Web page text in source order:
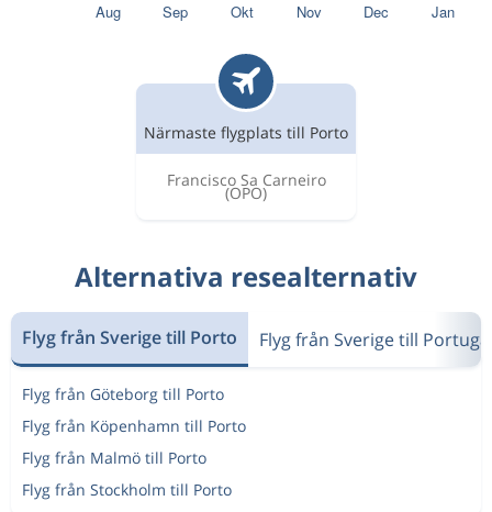
Närmaste flygplats till Porto
Francisco Sa Carneiro
(OPO)
Alternativa resealternativ
Flyg från Sverige till Porto Flyg från Sverige till
Flyg från Göteborg till Porto
Flyg från Köpenhamn till Porto
Flyg från Malmö till Porto
Flyg från Stockholm till Porto